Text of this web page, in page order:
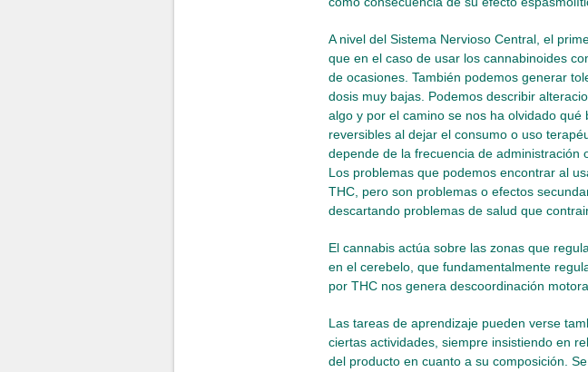
A nivel del Sistema Nervioso Central, el
que en el caso de usar los cannabinoides
de ocasiones. También podemos generar
dosis muy bajas. Podemos describir
algo y por el camino se nos ha olvidado
reversibles al dejar el consumo o uso
depende de la frecuencia de administración
Los problemas que podemos encontrar al
THC, pero son problemas o efectos
descartando problemas de salud que
El cannabis actúa sobre las zonas que
en el cerebelo, que fundamentalmente
por THC nos genera descoordinación
Las tareas de aprendizaje pueden verse
ciertas actividades, siempre insistiendo en
del producto en cuanto a su composición.